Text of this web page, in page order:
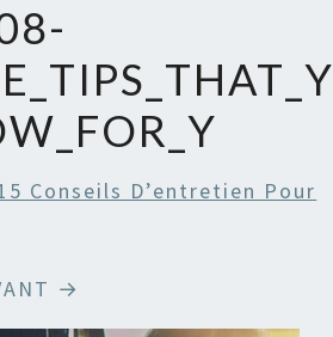
Conseils D’entretien Pour
→